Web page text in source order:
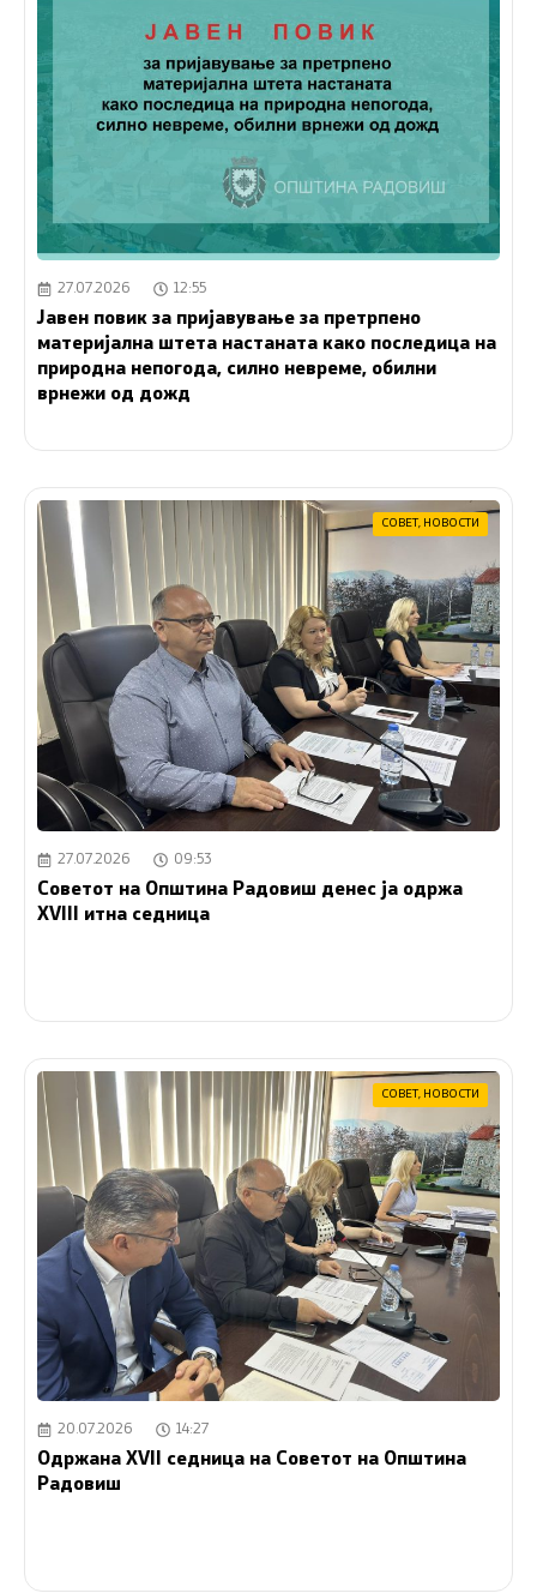
27.07.2026 12:55
Јавен повик за пријавување за претрпено
материјална штета настаната како последица на
природна непогода, силно невреме, обилни
врнежи од дожд
СОВЕТ, НОВОСТИ
27.07.2026 09:53
Советот на Општина Радовиш денес ја одржа
XVIII итна седница
СОВЕТ, НОВОСТИ
20.07.2026 14:27
Одржана XVII седница на Советот на Општина
Радовиш